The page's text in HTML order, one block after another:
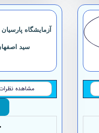
آزمایشگاه
سید
مشاهده